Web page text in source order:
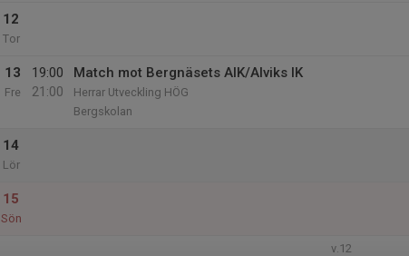
12
Tor
13
Fre
19:00
21:00
Match mot Bergnäsets AIK/Alviks IK
Herrar Utveckling HÖG
Bergskolan
14
Lör
15
Sön
v.12